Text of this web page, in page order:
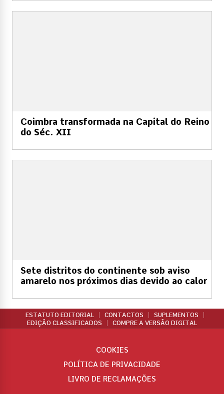
Coimbra transformada na Capital do Reino
do Séc. XII
Sete distritos do continente sob aviso
amarelo nos próximos dias devido ao calor
ESTATUTO EDITORIAL CONTACTOS
SUPLEMENTOS
EDIÇÃO CLASSIFICADOS
COMPRE A VERSÃO DIGITAL
COOKIES
POLÍTICA DE PRIVACIDADE
LIVRO DE RECLAMAÇÕES